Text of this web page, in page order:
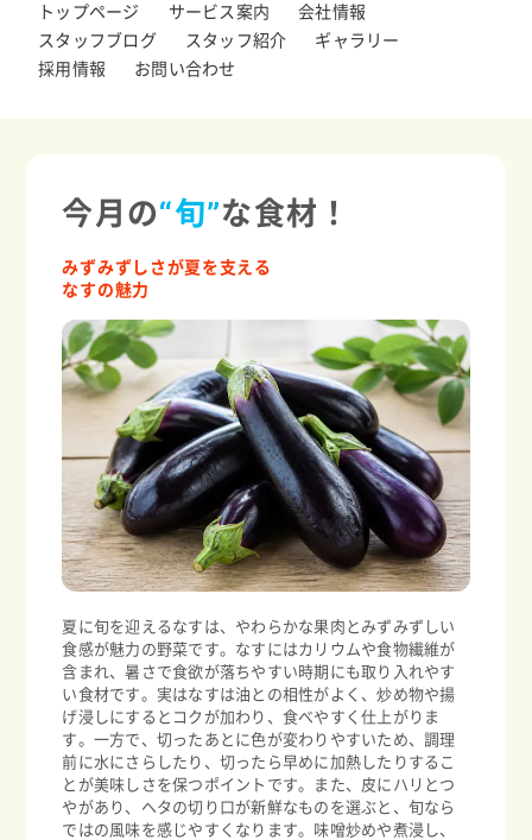
トップページ サービス案内
会社情報
スタッフブログ
スタッフ紹介
ギャラリー
採用情報
お問い合わせ
今月の“旬”な食材！
みずみずしさが夏を支える
なすの魅力
夏に旬を迎えるなすは、やわらかな果肉とみずみずしい
食感が魅力の野菜です。なすにはカリウムや食物繊維が
含まれ、暑さで食欲が落ちやすい時期にも取り入れやす
い食材です。実はなすは油との相性がよく、炒め物や揚
げ浸しにするとコクが加わり、食べやすく仕上がりま
す。一方で、切ったあとに色が変わりやすいため、調理
前に水にさらしたり、切ったら早めに加熱したりするこ
とが美味しさを保つポイントです。また、皮にハリとつ
やがあり、ヘタの切り口が新鮮なものを選ぶと、旬なら
ではの風味を感じやすくなります。味噌炒めや煮浸し、